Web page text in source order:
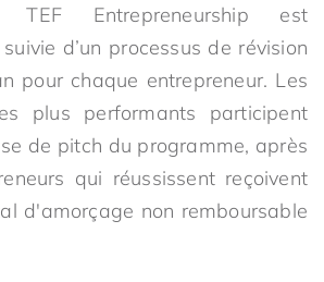
Entrepreneurship est
d’un processus de révision
pour chaque entrepreneur. Les
plus performants participent
de pitch du programme, après
qui réussissent reçoivent
d'amorçage non remboursable